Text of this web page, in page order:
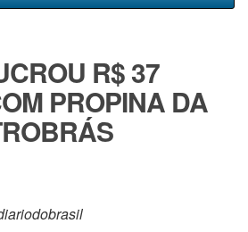
R$ 37
PROPINA DA